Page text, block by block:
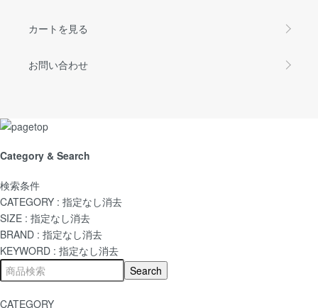
カートを見る
お問い合わせ
Category & Search
検索条件
CATEGORY : 指定なし消去
SIZE : 指定なし消去
BRAND : 指定なし消去
KEYWORD : 指定なし消去
CATEGORY